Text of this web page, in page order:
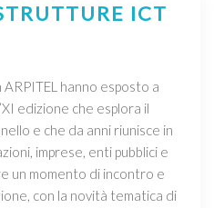
ICT
ARPITEL hanno esposto a
edizione che esplora il
e che da anni riunisce in
imprese, enti pubblici e
un momento di incontro e
con la novità tematica di